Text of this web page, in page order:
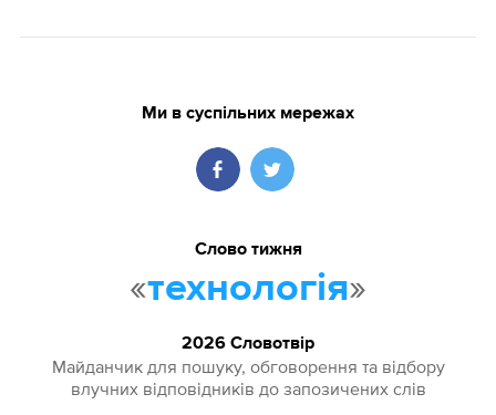
Ми в суспільних мережах
Слово тижня
«технологія»
2026 Словотвір
Майданчик для пошуку, обговорення та відбору
влучних відповідників до запозичених слів